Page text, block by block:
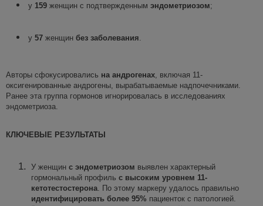
у 159 женщин с подтвержденным эндометриозом;
у 57 женщин без заболевания
Авторы сфокусировались на андрогенах , включая 11-
оксигенированные андрогены, вырабатываемые надпочечниками.
Ранее эта группа гормонов игнорировалась в исследованиях
эндометриоза.
КЛЮЧЕВЫЕ РЕЗУЛЬТАТЫ
У женщин с эндометриозом выявлен характерный
гормональный профиль с высоким уровнем 11-
кетотестостерона . По этому маркеру удалось правильно
идентифицировать более 95% пациенток с патологией.